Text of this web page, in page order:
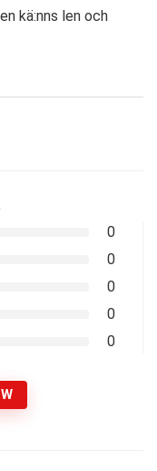
kä:nns len och
0
0
0
0
0